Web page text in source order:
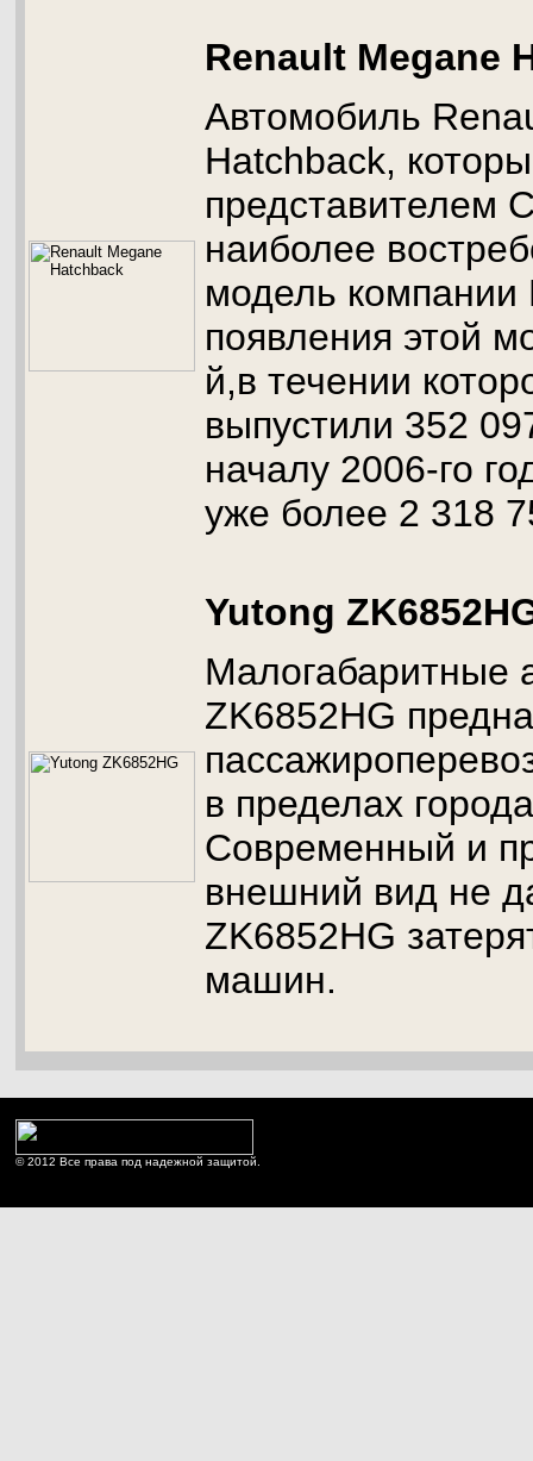
Renault Megane
Автомобиль
Hatchback,
представителем
наиболее
модель компании
появления этой
й,в течении
выпустили 352
началу 2006-го
уже более 2 318
Yutong
Малогабаритные
ZK6852HG
в пределах
Современный и
внешний вид не
ZK6852HG
машин.
© 2012 Все права под надежной защитой.